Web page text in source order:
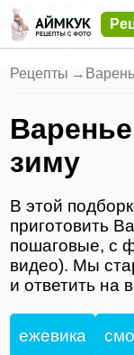
Рецепты →
зиму
В этой
приготовить
пошаговые, с
видео). Мы
и ответить на
ежевика